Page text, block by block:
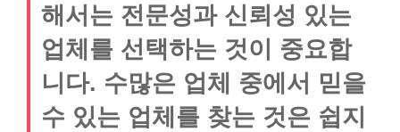
해서는 전문성과 신뢰성 있는
업체를 선택하는 것이 중요합
니다. 수많은 업체 중에서 믿을
수 있는 업체를 찾는 것은 쉽지